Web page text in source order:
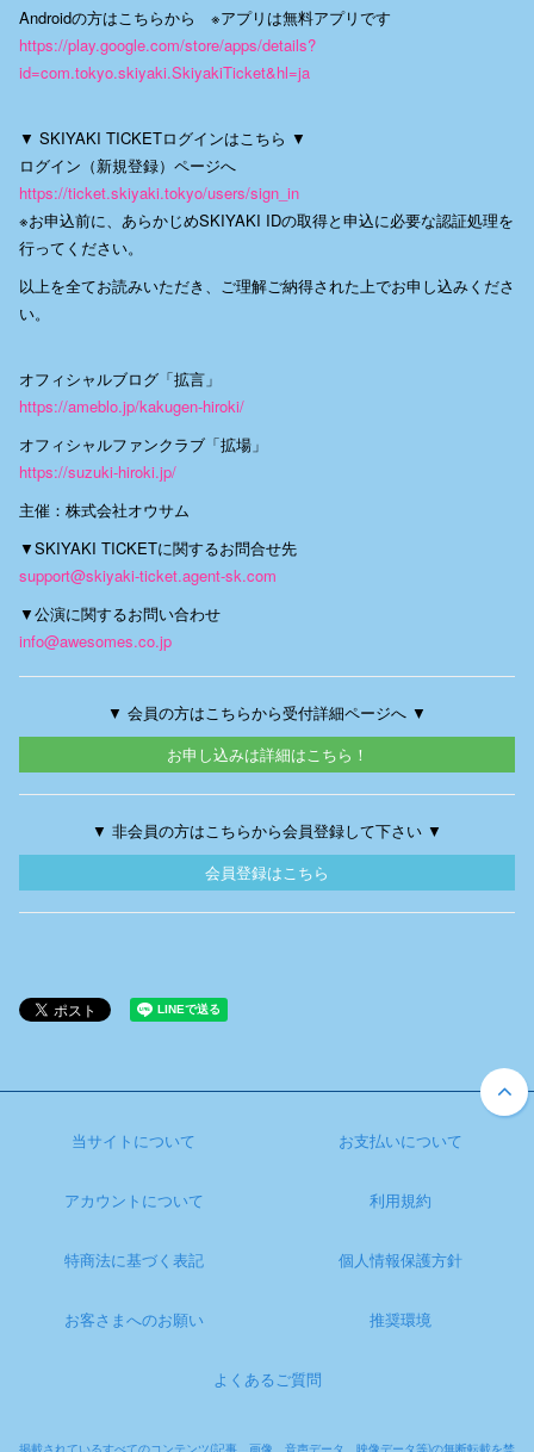
Androidの方はこちらから ※アプリは無料アプリです
https://play.google.com/store/apps/details?
id=com.tokyo.skiyaki.SkiyakiTicket&hl=ja
▼ SKIYAKI TICKETログインはこちら ▼
ログイン（新規登録）ページへ
https://ticket.skiyaki.tokyo/users/sign_in
※お申込前に、あらかじめSKIYAKI IDの取得と申込に必要な認証処理を
行ってください。
以上を全てお読みいただき、ご理解ご納得された上でお申し込みくださ
い。
オフィシャルブログ「拡言」
https://ameblo.jp/kakugen-hiroki/
オフィシャルファンクラブ「拡場」
https://suzuki-hiroki.jp/
主催：株式会社オウサム
▼SKIYAKI TICKETに関するお問合せ先
support@skiyaki-ticket.agent-sk.com
▼公演に関するお問い合わせ
info@awesomes.co.jp
▼ 会員の方はこちらから受付詳細ページへ ▼
お申し込みは詳細はこちら！
▼ 非会員の方はこちらから会員登録して下さい ▼
会員登録はこちら
当サイトについて お支払いについて
アカウントについて 利用規約
特商法に基づく表記 個人情報保護方針
お客さまへのお願い 推奨環境
よくあるご質問
掲載されているすべてのコンテンツ(記事、画像、音声データ、映像データ等)の無断転載を禁